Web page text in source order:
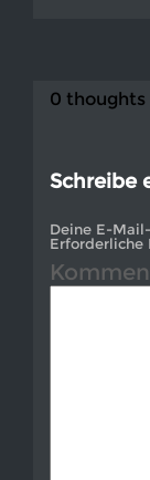
0 thoughts
Schreibe
Deine E-
Erforderliche